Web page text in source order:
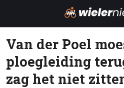
Van der Poel
ploegleiding
zag het niet